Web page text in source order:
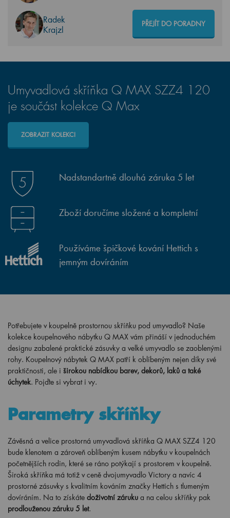
Radek
Krajzl
PŘEJÍT DO PORADNY
Umyvadlová skříňka Q MAX SZZ4 120
je součást kolekce Q Max
ZOBRAZIT KOLEKCI
Nadstandartně dlouhá záruka 5 let
Zboží doručíme složené a kompletní
Používáme špičkové kování Hettich s
jemným dovíráním
Potřebujete v koupelně prostornou skříňku pod umyvadlo? Naše
kolekce koupelnového nábytku Q MAX vám přináší v jednoduchém
designu zabalené praktické zásuvky a velké umyvadlo se zaoblenými
rohy. Koupelnový nábytek Q MAX patří k oblíbeným nejen díky své
praktičnosti, ale i širokou nabídkou barev, dekorů, laků a také
úchytek. Pojďte si vybrat i vy.
Parametry skříňky
Závěsná a velice prostorná umyvadlová skříňka Q MAX SZZ4 120
bude klenotem a zároveň oblíbeným kusem nábytku v koupelnách
početnějších rodin, které se ráno potýkají s prostorem v koupelně.
Široká skříňka má totiž v ceně dvojumyvadlo Victory a navíc 4
prostorné zásuvky s kvalitním kováním značky Hettich s tlumeným
dovíráním. Na to získáte doživotní záruku a na celou skříňky pak
prodlouženou záruku 5 let.